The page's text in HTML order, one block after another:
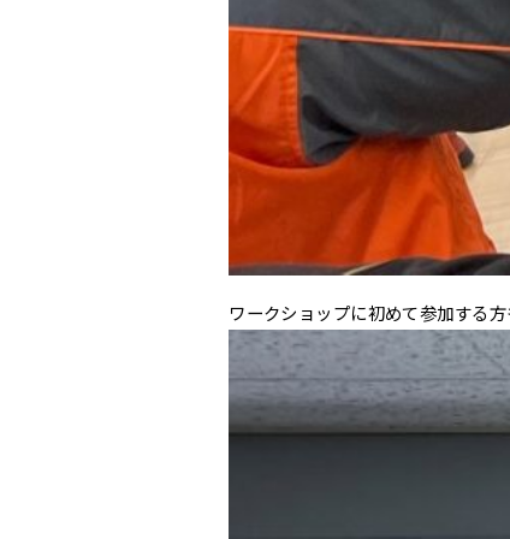
ワークショップに初めて参加する